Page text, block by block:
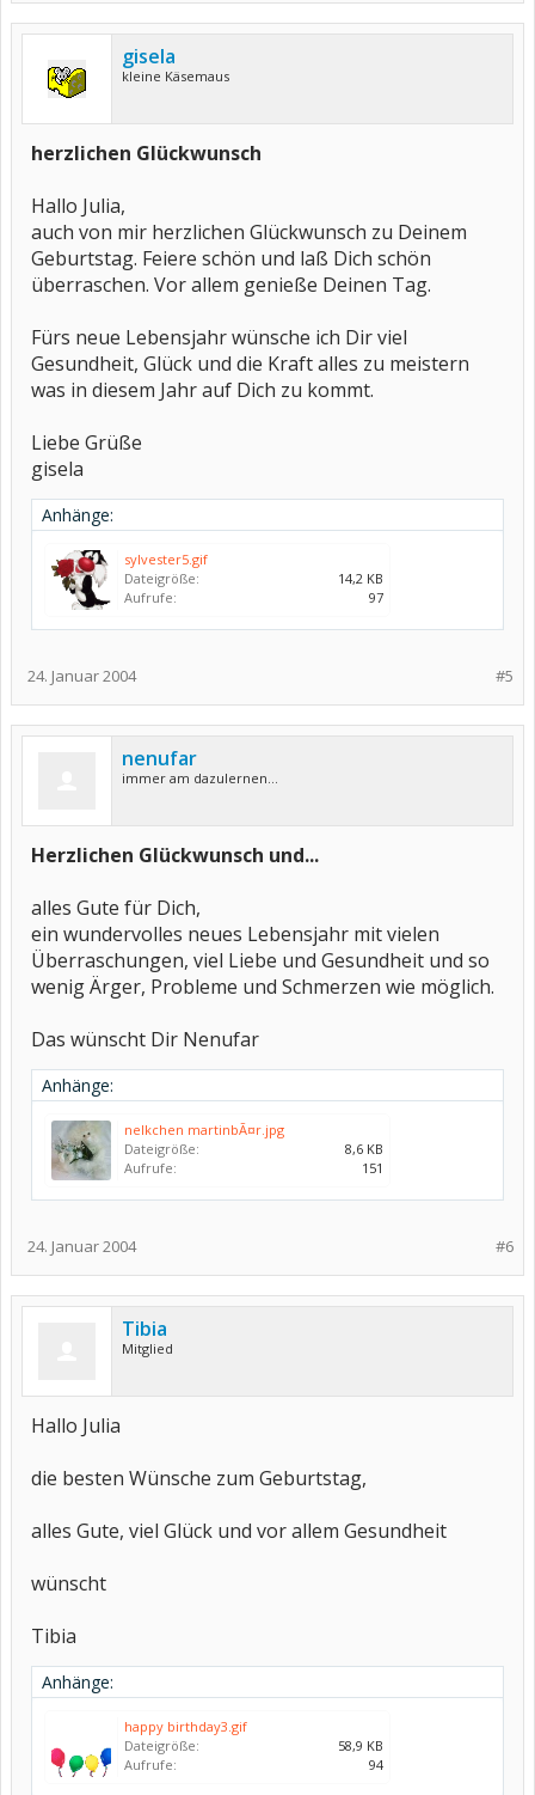
gisela
kleine Käsemaus
herzlichen Glückwunsch
Hallo Julia,
auch von mir herzlichen Glückwunsch zu Deinem
Geburtstag. Feiere schön und laß Dich schön
überraschen. Vor allem genieße Deinen Tag.
Fürs neue Lebensjahr wünsche ich Dir viel
Gesundheit, Glück und die Kraft alles zu meistern
was in diesem Jahr auf Dich zu kommt.
Liebe Grüße
gisela
Anhänge:
sylvester5.gif
Dateigröße:
14,2 KB
Aufrufe:
97
#5
24. Januar 2004
nenufar
immer am dazulernen...
Herzlichen Glückwunsch und...
alles Gute für Dich,
ein wundervolles neues Lebensjahr mit vielen
Überraschungen, viel Liebe und Gesundheit und so
wenig Ärger, Probleme und Schmerzen wie möglich.
Das wünscht Dir Nenufar
Anhänge:
nelkchen martinbÃ¤r.jpg
Dateigröße:
8,6 KB
Aufrufe:
151
#6
24. Januar 2004
Tibia
Mitglied
Hallo Julia
die besten Wünsche zum Geburtstag,
alles Gute, viel Glück und vor allem Gesundheit
wünscht
Tibia
Anhänge:
happy birthday3.gif
Dateigröße:
58,9 KB
Aufrufe:
94